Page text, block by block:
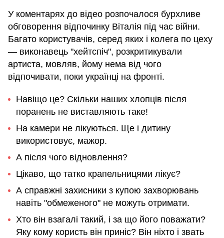
У коментарях до відео розпочалося бурхливе
обговорення відпочинку Віталія під час війни.
Багато користувачів, серед яких і колега по цеху
— виконавець "хейтспіч", розкритикували
артиста, мовляв, йому нема від чого
відпочивати, поки українці на фронті.
Навіщо це? Скільки наших хлопців після
поранень не виставляють таке!
На камери не лікуються. Ще і дитину
використовує, мажор.
А після чого відновлення?
Цікаво, що татко крапельницями лікує?
А справжні захисники з купою захворювань
навіть "обмеженого" не можуть отримати.
Хто він взагалі такий, і за що його поважати?
Яку кому користь він приніс? Він ніхто і звать